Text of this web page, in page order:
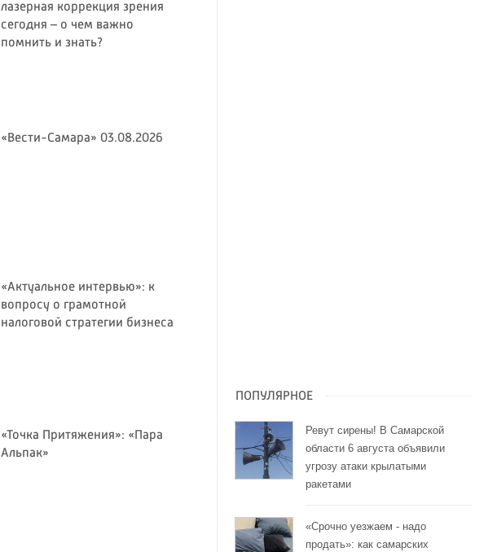
лазерная коррекция зрения
сегодня – о чем важно
помнить и знать?
«Вести-Самара» 03.08.2026
«Актуальное интервью»: к
вопросу о грамотной
налоговой стратегии бизнеса
«Точка Притяжения»: «Пара
Альпак»
ПОПУЛЯРНОЕ
Ревут сирены! В Самарской
области 6 августа объявили
угрозу атаки крылатыми
ракетами
«Срочно уезжаем - надо
продать»: как самарских